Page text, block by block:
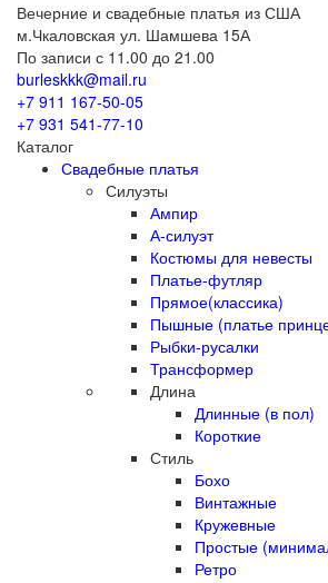
Вечерние и свадебные платья из США
м.Чкаловская ул. Шамшева 15А
По записи с 11.00 до 21.00
burleskkk@mail.ru
+7 911 167-50-05
+7 931 541-77-10
Каталог
Свадебные платья
Силуэты
Ампир
А-силуэт
Костюмы для невесты
Платье-футляр
Прямое(классика)
Пышные (платье
Рыбки-русалки
Трансформер
Длина
Длинные (в пол)
Короткие
Стиль
Бохо
Винтажные
Кружевные
Простые
Ретро